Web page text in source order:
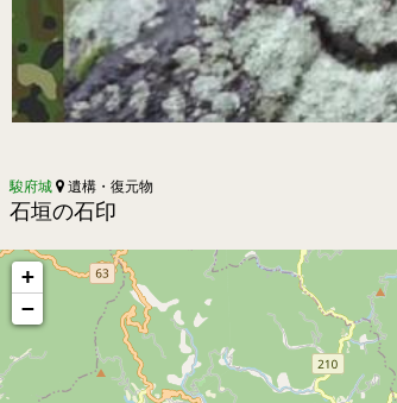
駿府城 遺構・復元物
石垣の石印
+
−